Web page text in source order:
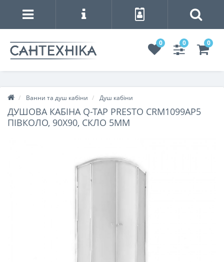
0 0 0
Ванни та душ кабіни Душ кабіни
ДУШОВА КАБІНА Q-TAP PRESTO CRM1099AP5
ПІВКОЛО, 90X90, СКЛО 5ММ